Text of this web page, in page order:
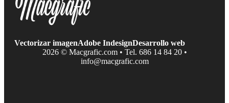
Vectorizar imagenAdobe IndesignDesarrollo web
2026 © Macgrafic.com • Tel. 686 14 84 20 •
info@macgrafic.com